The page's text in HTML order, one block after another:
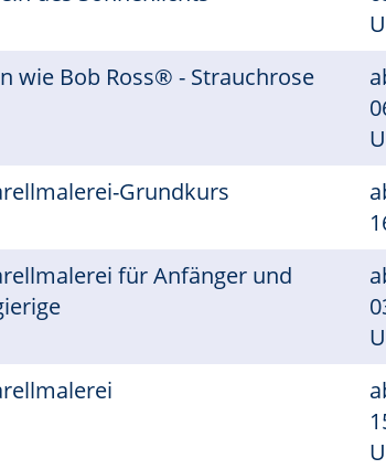
wie Bob Ross® - Strauchrose
Grundkurs
für Anfänger und